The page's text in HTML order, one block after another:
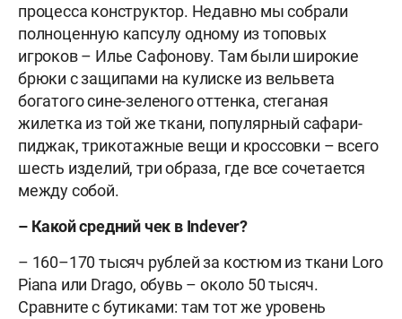
процесса конструктор. Недавно мы собрали
полноценную капсулу одному из топовых
игроков – Илье Сафонову. Там были широкие
брюки с защипами на кулиске из вельвета
богатого сине-зеленого оттенка, стеганая
жилетка из той же ткани, популярный сафари-
пиджак, трикотажные вещи и кроссовки – всего
шесть изделий, три образа, где все сочетается
между собой.
– Какой средний чек в Indever?
– 160–170 тысяч рублей за костюм из ткани Loro
Piana или Drago, обувь – около 50 тысяч.
Сравните с бутиками: там тот же уровень